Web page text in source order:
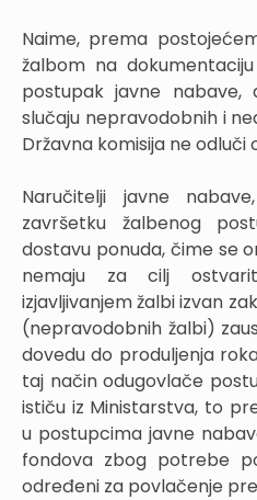
Naime, prema
žalbom na
postupak javne
slučaju nepravodobnih i
Državna komisija ne odluči
Naručitelji javne
završetku žalbenog
dostavu ponuda, čime se
nemaju za cilj
izjavljivanjem žalbi izvan
(nepravodobnih žalbi)
dovedu do produljenja
taj način odugovlače
ističu iz Ministarstva, to
u postupcima javne
fondova zbog potrebe
određeni za povlačenje